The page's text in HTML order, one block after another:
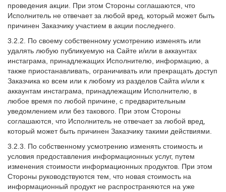
проведения акции. При этом Стороны соглашаются, что
Исполнитель не отвечает за любой вред, который может быть
причинен Заказчику участием в акции последнего.
3.2.2. По своему собственному усмотрению изменять или
удалять любую публикуемую на Сайте и/или в аккаунтах
инстаграма, принадлежащих Исполнителю, информацию, а
также приостанавливать, ограничивать или прекращать доступ
Заказчика ко всем или к любому из разделов Сайта и/или к
аккаунтам инстаграма, принадлежащим Исполнителю, в
любое время по любой причине, с предварительным
уведомлением или без такового. При этом Стороны
соглашаются, что Исполнитель не отвечает за любой вред,
который может быть причинен Заказчику такими действиями.
3.2.3. По собственному усмотрению изменять стоимость и
условия предоставления информационных услуг, путем
изменения стоимости информационных продуктов. При этом
Стороны руководствуются тем, что новая стоимость на
информационный продукт не распространяются на уже